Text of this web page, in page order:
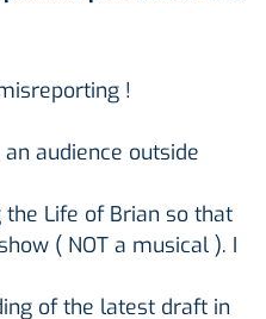
!
audience outside
Life of Brian so that
( NOT a musical ). I
of the latest draft in